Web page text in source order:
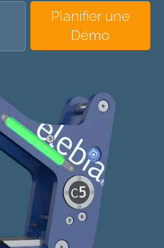
Planifier une
Démo